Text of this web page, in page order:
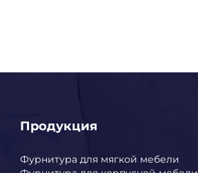
Продукция
Фурнитура для мягкой мебели